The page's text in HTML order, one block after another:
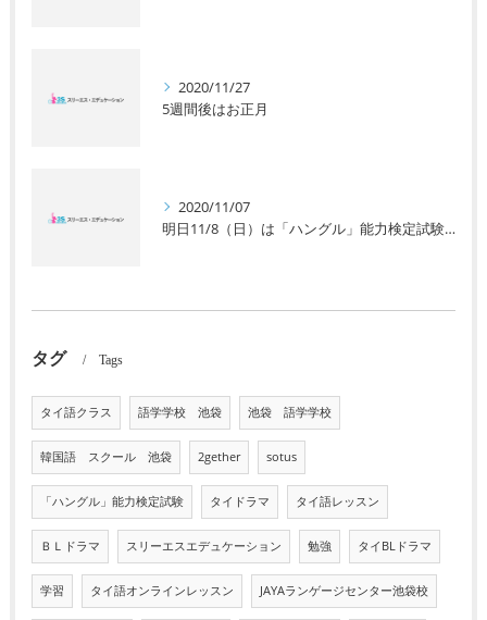
2020/11/27
5週間後はお正月
2020/11/07
明日11/8（日）は「ハングル」能力検定試験です。
タグ Tags
タイ語クラス 語学学校 池袋 池袋 語学学校
韓国語 スクール 池袋 2gether sotus
「ハングル」能力検定試験 タイドラマ タイ語レッスン
ＢＬドラマ スリーエスエデュケーション 勉強 タイBLドラマ
学習 タイ語オンラインレッスン JAYAランゲージセンター池袋校